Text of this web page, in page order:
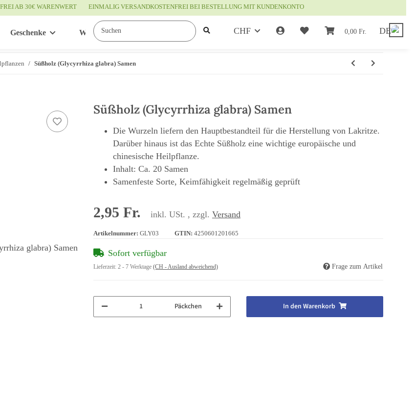
AB 30€ WARENWERT EINMALIG VERSANDKOSTENFREI BEI BESTELLUNG MIT KUNDENKONTO
CHF 0,00 Fr. DE
Geschenke Wissenswertes
Süßholz (Glycyrrhiza glabra) Samen
Süßholz (Glycyrrhiza glabra) Samen
Die Wurzeln liefern den Hauptbestandteil für die Herstellung von Lakritze.
Darüber hinaus ist das Echte Süßholz eine wichtige europäische und
chinesische Heilpflanze.
Inhalt: Ca. 20 Samen
Samenfeste Sorte, Keimfähigkeit regelmäßig geprüft
2,95 Fr. inkl. USt. , zzgl. Versand
Artikelnummer: GLY03 GTIN: 4250601201665
Sofort verfügbar
Lieferzeit: 2 - 7 Werktage (CH - Ausland abweichend) Frage zum Artikel
Päckchen In den Warenkorb